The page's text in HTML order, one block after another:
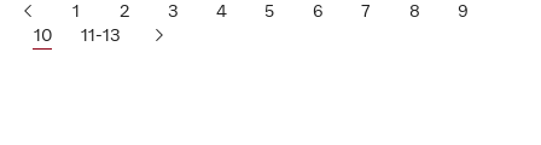
1 2 3 4 5 6 7 8
9
10
11-13